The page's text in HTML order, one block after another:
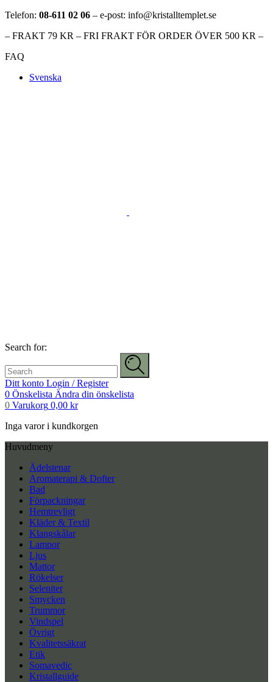
Telefon: 08-611 02 06 – e-post: info@kristalltemplet.se
– FRAKT 79 KR – FRI FRAKT FÖR ORDER ÖVER 500 KR –
FAQ
Svenska
Search for:
Ditt konto Login / Register
0 Önskelista Ändra din önskelista
0 Varukorg 0,00 kr
Inga varor i kundkorgen
Huvudmeny
Ädelstenar
Aromaterapi & Dofter
Bad
Förpackningar
Hemtrevligt
Kläder & Textil
Klangskålar
Lampor
Ljus
Mattor
Rökelser
Seleniter
Smycken
Trummor
Vindspel
Övrigt
Kvalitetssäkrat
Etik
Somavedic
Kristallguide